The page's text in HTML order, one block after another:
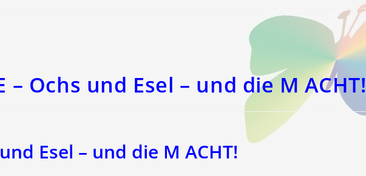
– Ochs und Esel – und die M ACHT!
Esel – und die M ACHT!